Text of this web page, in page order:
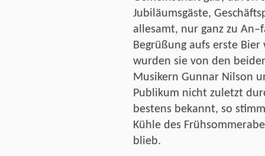
Jubiläumsgäste,
allesamt, nur ganz zu
Begrüßung aufs erste
wurden sie von den
Musikern Gunnar Nilson
Publikum nicht zuletzt
bestens bekannt, so
Kühle des
blieb.